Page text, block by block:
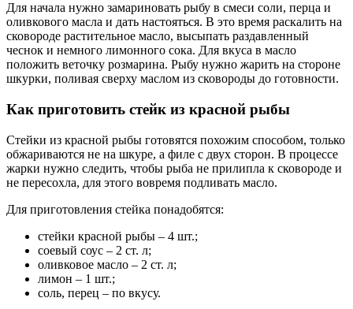
Для начала нужно замариновать рыбу в смеси соли, перца и
оливкового масла и дать настояться. В это время раскалить на
сковороде растительное масло, высыпать раздавленный
чеснок и немного лимонного сока. Для вкуса в масло
положить веточку розмарина. Рыбу нужно жарить на стороне
шкурки, поливая сверху маслом из сковороды до готовности.
Как приготовить стейк из красной рыбы
Стейки из красной рыбы готовятся похожим способом, только
обжариваются не на шкуре, а филе с двух сторон. В процессе
жарки нужно следить, чтобы рыба не прилипла к сковороде и
не пересохла, для этого вовремя подливать масло.
Для приготовления стейка понадобятся:
стейки красной рыбы – 4 шт.;
соевый соус – 2 ст. л;
оливковое масло – 2 ст. л;
лимон – 1 шт.;
соль, перец – по вкусу.